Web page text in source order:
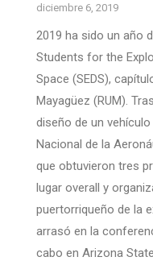
diciembre 6, 2019
2019 ha sido un año
Students for the
Space (SEDS),
Mayagüez (RUM).
diseño de un
Nacional de la
que obtuvieron tres
lugar overall y
puertorriqueño de la
arrasó en la
cabo en Arizona